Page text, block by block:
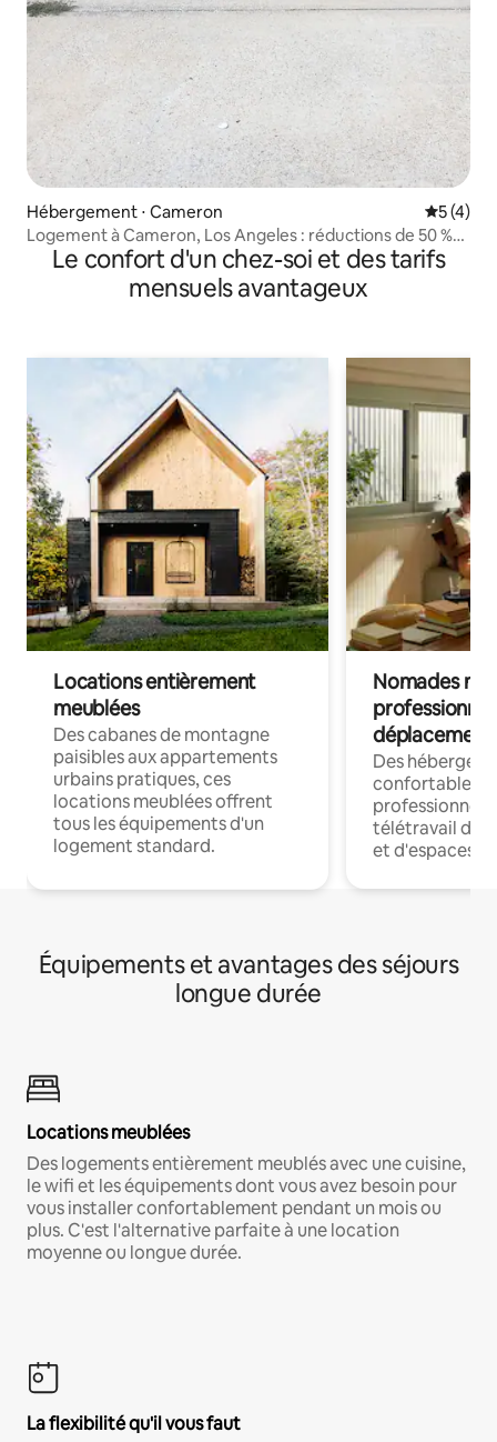
Hébergement ⋅ Cameron
5 (4)
Logement à Cameron, Los Angeles : réductions de 50 %
au mois
Le confort d'un chez-soi et des tarifs
mensuels avantageux
Locations entièrement
meublées
Des cabanes de montagne
paisibles aux appartements
urbains pratiques, ces
locations meublées offrent
tous les équipements d'un
logement standard.
Nomades
déplacement
Des
confortables
professionnels
télétravail
et d'espaces
Équipements et avantages des séjours
longue durée
Locations meublées
Des logements entièrement meublés avec une cuisine,
le wifi et les équipements dont vous avez besoin pour
vous installer confortablement pendant un mois ou
plus. C'est l'alternative parfaite à une location
moyenne ou longue durée.
La flexibilité qu'il vous faut